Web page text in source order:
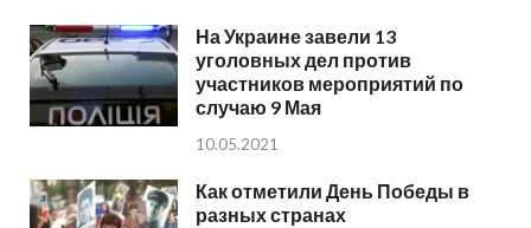
На Украине завели 13
уголовных дел против
участников мероприятий по
случаю 9 Мая
10.05.2021
Как отметили День Победы в
разных странах